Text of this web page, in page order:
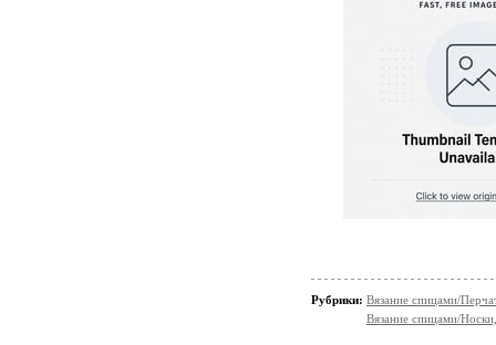
Рубрики: Вязание спицами/
Вязание спицами/